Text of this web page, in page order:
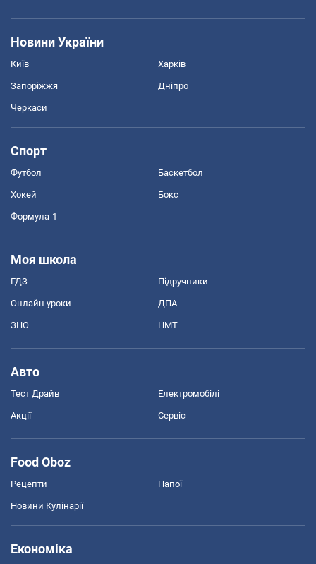
Новини України
Київ Харків
Запоріжжя Дніпро
Черкаси
Спорт
Футбол Баскетбол
Хокей Бокс
Формула-1
Моя школа
ГДЗ Підручники
Онлайн уроки ДПА
ЗНО НМТ
Авто
Тест Драйв Електромобілі
Акції Сервіс
Food Oboz
Рецепти Напої
Новини Кулінарії
Економіка